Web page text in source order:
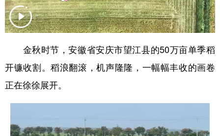
食品 人居 信息化 数字经济
学术中国 乡村振兴 银龄 溯源中国
城市 旅游 能源 会展
金秋时节，安徽省安庆市望江县的50万亩单季稻
开镰收割。稻浪翻滚，机声隆隆，一幅幅丰收的画卷
正在徐徐展开。